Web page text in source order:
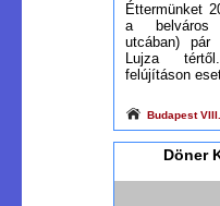
Éttermünket
a belváros
utcában)
Lujza
felújításon
Budapest
Döner